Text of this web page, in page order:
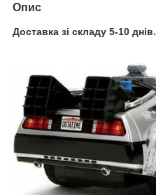
Опис
Доставка зі складу 5-10 днів.